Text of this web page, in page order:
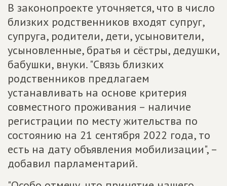
В законопроекте уточняется, что в число
близких родственников входят супруг,
супруга, родители, дети, усыновители,
усыновленные, братья и сёстры, дедушки,
бабушки, внуки. "Связь близких
родственников предлагаем
устанавливать на основе критерия
совместного проживания – наличие
регистрации по месту жительства по
состоянию на 21 сентября 2022 года, то
есть на дату объявления мобилизации", –
добавил парламентарий.